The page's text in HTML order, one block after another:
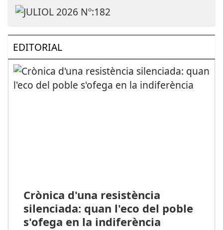
EDITORIAL
Crònica d'una resistència
silenciada: quan l'eco del poble
s'ofega en la indiferència